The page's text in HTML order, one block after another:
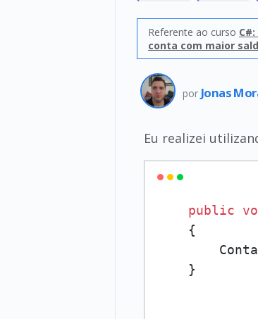
Referente ao curso
conta com maior
por Jonas
Eu realizei
public
    {